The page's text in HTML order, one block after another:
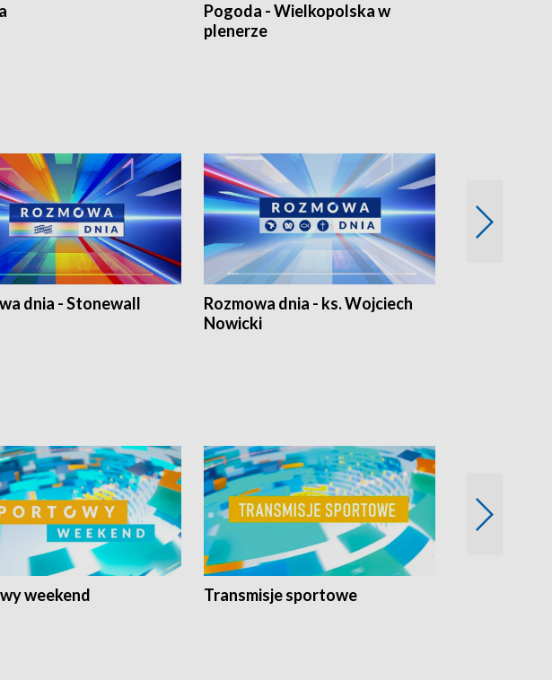
Pogoda - Wielkopolska w
plenerze
dnia - Stonewall
Rozmowa dnia - ks. Wojciech
Nowicki
weekend Transmisje sportowe